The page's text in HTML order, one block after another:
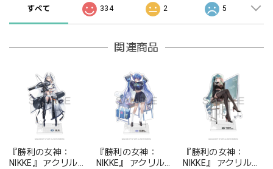
すべて 334 2 5
関連商品
『勝利の女神：
NIKKE』 アクリルス
『勝利の女神：
NIKKE』 アクリルス
『勝利の女神：
NIKKE』 アクリルス